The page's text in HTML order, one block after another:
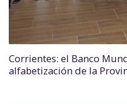
Corrientes: el Banco
alfabetización de la